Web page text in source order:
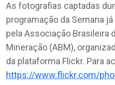
As fotografias captadas
programação da Semana
pela Associação Brasileira
Mineração (ABM),
da plataforma Flickr. Para
https://www.flickr.com/